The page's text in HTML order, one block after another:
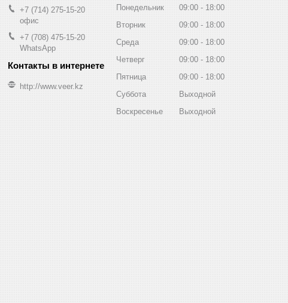
+7 (714) 275-15-20
офис
+7 (708) 475-15-20
WhatsApp
http://www.veer.kz
Понедельник 09:00
18:00
Вторник
09:00
18:00
Среда
09:00
18:00
Четверг
09:00
18:00
Пятница
09:00
18:00
Суббота
Выходной
Воскресенье
Выходной